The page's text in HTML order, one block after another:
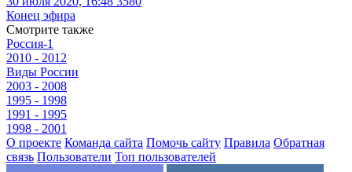
Конец эфира
Смотрите также
Россия-1
2010 - 2012
Виды России
2003 - 2008
1995 - 1998
1991 - 1995
1998 - 2001
О проекте Команда сайта Помочь сайту Правила Обратная
связь Пользователи Топ пользователей